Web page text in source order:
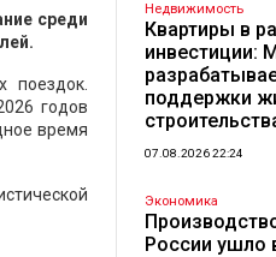
среди
поездок.
годов
время
Недвижимость
Квартиры в
инвестиции:
поддержки
07.08.2026 22:24
Экономика
России ушло